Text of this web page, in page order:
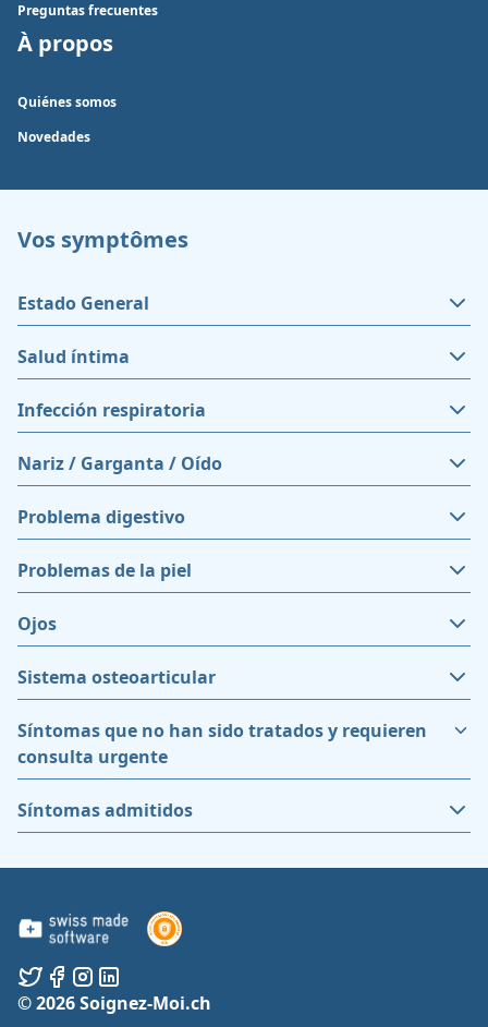
Preguntas frecuentes
À propos
Quiénes somos
Novedades
Vos symptômes
Estado General
Salud íntima
Infección respiratoria
Nariz / Garganta / Oído
Problema digestivo
Problemas de la piel
Ojos
Sistema osteoarticular
Síntomas que no han sido tratados y requieren
consulta urgente
Síntomas admitidos
© 2026 Soignez-Moi.ch